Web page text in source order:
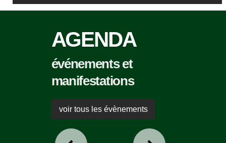
AGENDA
événements et
manifestations
voir tous les évènements